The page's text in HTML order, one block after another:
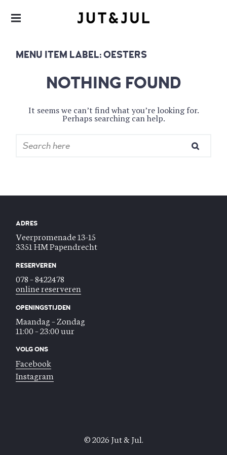
RESTAURANT & CATERING
MENU ITEM LABEL:OESTERS
NOTHING FOUND
It seems we can’t find what you’re looking for.
Perhaps searching can help.
ADRES
Veerpromenade 13-15
3351 HM Papendrecht
RESERVEREN
078 – 8422478
online reserveren
OPENINGSTIJDEN
Maandag – Zondag
11:00 – 23:00 uur
VOLG ONS
Facebook
Instagram
© 2026 Jut & Jul.